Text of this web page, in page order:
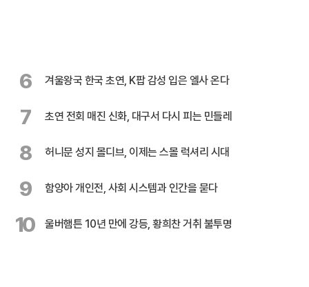
6 겨울왕국 한국 초연, K팝 감성 입은 엘사 온다
7 초연 전회 매진 신화, 대구서 다시 피는 민들레
8 허니문 성지 몰디브, 이제는 스몰 럭셔리 시대
9 함양아 개인전, 사회 시스템과 인간을 묻다
10 울버햄튼 10년 만에 강등, 황희찬 거취 불투명